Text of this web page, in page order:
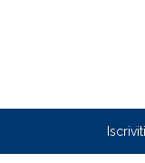
Iscriviti